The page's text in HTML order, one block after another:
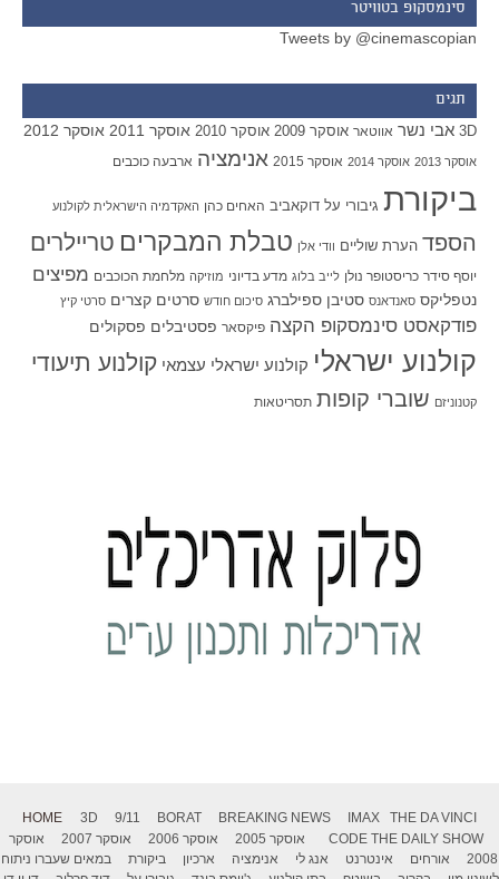
סינמסקופ בטוויטר
Tweets by @cinemascopian
תגים
3D אבי נשר אווטאר אוסקר 2009 אוסקר 2010 אוסקר 2011 אוסקר 2012
אוסקר 2013 אוסקר 2014 אוסקר 2015 אנימציה ארבעה כוכבים
ביקורת גיבורי על דוקאביב האחים כהן האקדמיה הישראלית לקולנוע
הספד הערת שוליים וודי אלן טבלת המבקרים טריילרים
יוסף סידר כריסטופר נולן לייב בלוג מדע בדיוני מוזיקה מלחמת הכוכבים מפיצים
נטפליקס סאנדאנס סטיבן ספילברג סיכום חודש סרטים קצרים סרטי קיץ
פודקאסט סינמסקופ הקצה פיקסאר פסטיבלים פסקולים
קולנוע ישראלי קולנוע ישראלי עצמאי קולנוע תיעודי
קטנוניזם שוברי קופות תסריטאות
HOME 3D 9/11 BORAT BREAKING NEWS IMAX
THE DA VINCI
CODE THE DAILY SHOW אוסקר 2005 אוסקר 2006 אוסקר 2007
אוסקר
2008
אורחים אינטרנט אנג לי אנימציה ארכיון ביקורת
במאים שעברו ניתוח